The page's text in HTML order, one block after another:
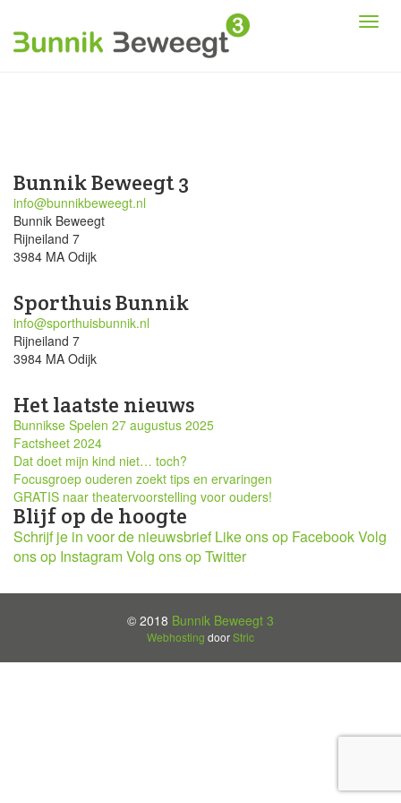
Bunnik Beweegt 3
info@bunnikbeweegt.nl
Bunnik Beweegt
Rijneiland 7
3984 MA Odijk
Sporthuis Bunnik
info@sporthuisbunnik.nl
Rijneiland 7
3984 MA Odijk
Het laatste nieuws
Bunnikse Spelen 27 augustus 2025
Factsheet 2024
Dat doet mijn kind niet… toch?
Focusgroep ouderen zoekt tips en ervaringen
GRATIS naar theatervoorstelling voor ouders!
Blijf op de hoogte
Schrijf je in voor de nieuwsbrief Like ons op FacebookVolg
ons op InstagramVolg ons op Twitter
© 2018 Bunnik Beweegt 3
Webhosting doorStric